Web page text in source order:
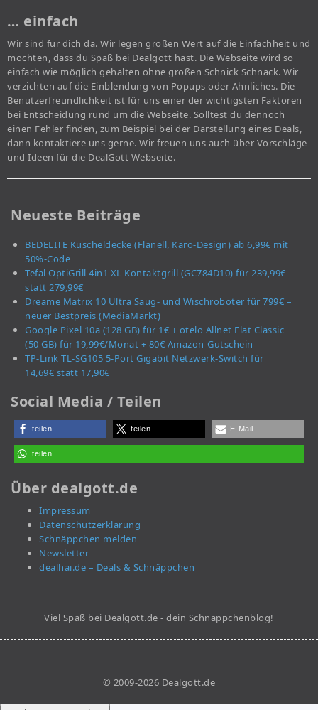
… einfach
Wir sind für dich da. Wir legen großen Wert auf die Einfachheit und
möchten, dass du Spaß bei Dealgott hast. Die Webseite wird so
einfach wie möglich gehalten ohne großen Schnick Schnack. Wir
verzichten auf die Einblendung von Popups oder Ähnliches. Die
Benutzerfreundlichkeit ist für uns einer der wichtigsten Faktoren
bei Entscheidung rund um die Webseite. Solltest du dennoch
einen Fehler finden, zum Beispiel bei der Darstellung eines Deals,
dann kontaktiere uns gerne. Wir freuen uns auch über Vorschläge
und Ideen für die DealGott Webseite.
Neueste Beiträge
BEDELITE Kuscheldecke (Flanell, Karo-Design) ab 6,99€ mit
50%-Code
Tefal OptiGrill 4in1 XL Kontaktgrill (GC784D10) für 239,99€
statt 279,99€
Dreame Matrix 10 Ultra Saug- und Wischroboter für 799€ –
neuer Bestpreis (MediaMarkt)
Google Pixel 10a (128 GB) für 1€ + otelo Allnet Flat Classic
(50 GB) für 19,99€/Monat + 80€ Amazon-Gutschein
TP-Link TL-SG105 5-Port Gigabit Netzwerk-Switch für
14,69€ statt 17,90€
Social Media / Teilen
teilen teilen E-Mail
teilen
Über dealgott.de
Impressum
Datenschutzerklärung
Schnäppchen melden
Newsletter
dealhai.de – Deals & Schnäppchen
Viel Spaß bei Dealgott.de - dein Schnäppchenblog!
© 2009-2026 Dealgott.de